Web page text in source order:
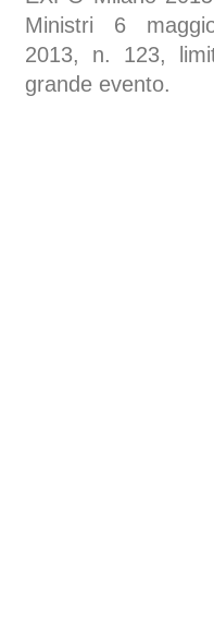
Ministri 6
2013, n. 123,
grande evento.